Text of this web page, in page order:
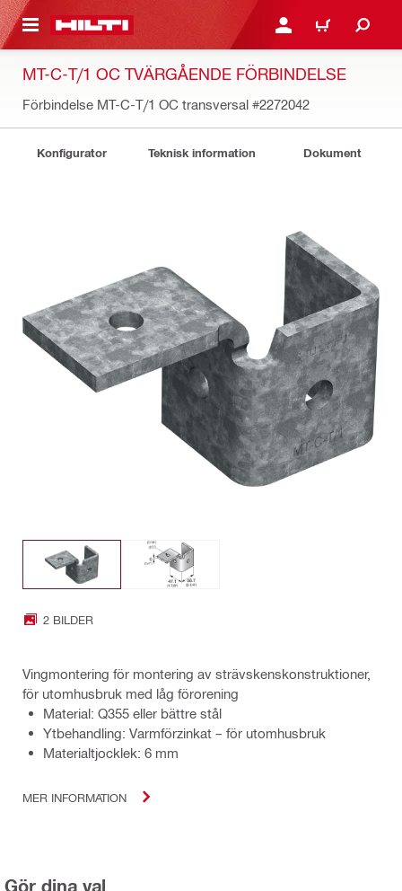
GÅ TILL HUVUDSIDAN LOGGA IN ELLER
VARUKORG
MT-C-T/1 OC TVÄRGÅENDE FÖRBINDELSE
Förbindelse MT-C-T/1 OC transversal #2272042
Konfigurator Teknisk information Dokument
2 BILDER
Vingmontering för montering av strävskenskonstruktioner,
för utomhusbruk med låg förorening
Material: Q355 eller bättre stål
Ytbehandling: Varmförzinkat – för utomhusbruk
Materialtjocklek: 6 mm
MER INFORMATION
Gör dina val